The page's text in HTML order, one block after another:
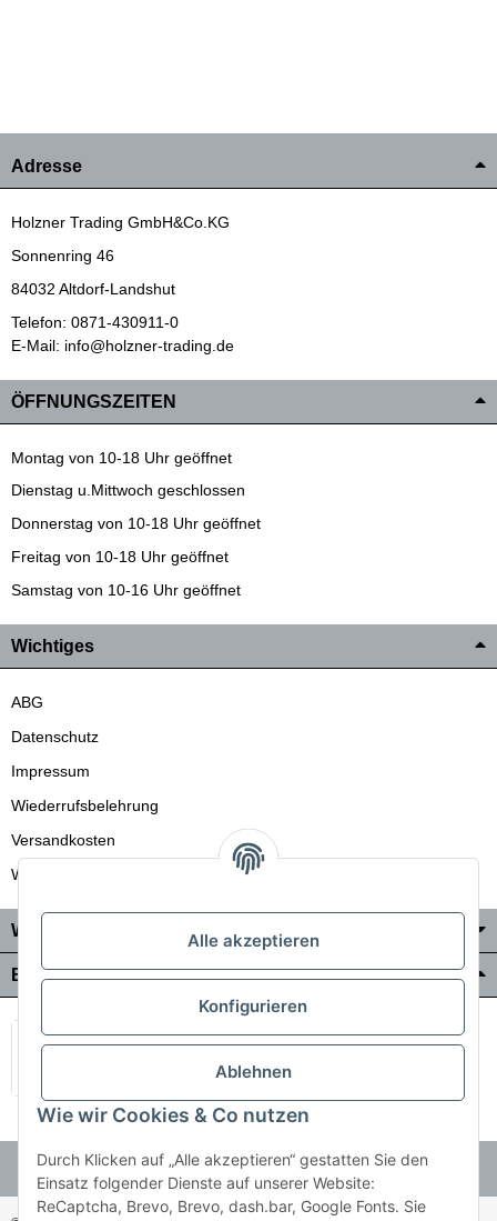
Adresse
Holzner Trading GmbH&Co.KG
Sonnenring 46
84032 Altdorf-Landshut
Telefon: 0871-430911-0
E-Mail: info@holzner-trading.de
ÖFFNUNGSZEITEN
Montag von 10-18 Uhr geöffnet
Dienstag u.Mittwoch geschlossen
Donnerstag von 10-18 Uhr geöffnet
Freitag von 10-18 Uhr geöffnet
Samstag von 10-16 Uhr geöffnet
Wichtiges
ABG
Datenschutz
Impressum
Wiederrufsbelehrung
Versandkosten
Wir liefern auch in die Schweiz
Wo Sie uns finden
Bezahlung & Versand
Alle akzeptieren
Konfigurieren
Ablehnen
Wie wir Cookies & Co nutzen
Durch Klicken auf „Alle akzeptieren“ gestatten Sie den
Einsatz folgender Dienste auf unserer Website:
ReCaptcha, Brevo, Brevo, dash.bar, Google Fonts. Sie